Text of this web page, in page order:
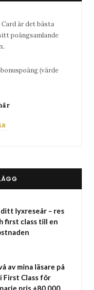
är det bästa
poängsamlande
(värde
lyxreseår – res
first class till en
av mina läsare på
First Class för
pris +80 000